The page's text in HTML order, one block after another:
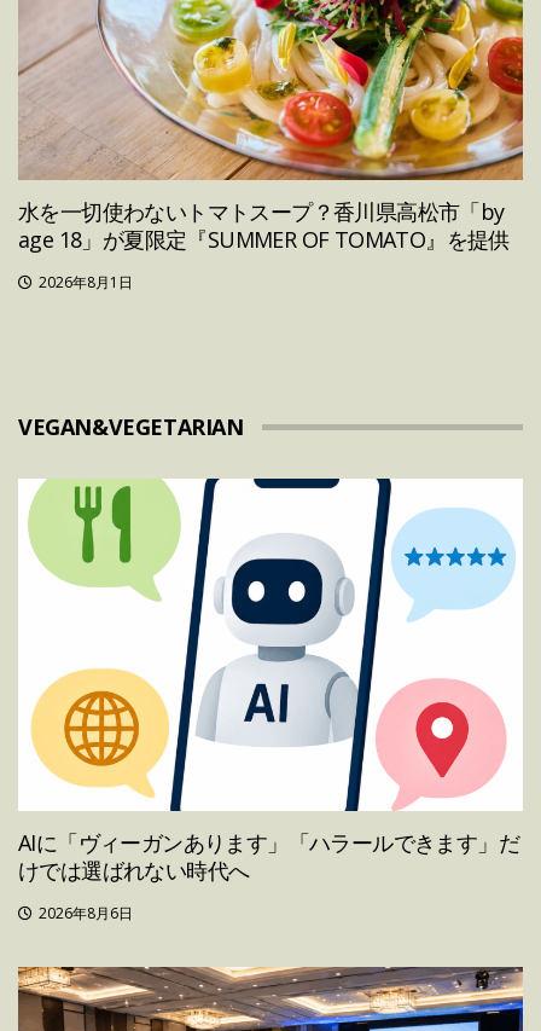
水を一切使わないトマトスープ？香川県高松市「by
age 18」が夏限定『SUMMER OF TOMATO』を提供
2026年8月1日
VEGAN&VEGETARIAN
AIに「ヴィーガンあります」「ハラールできます」だ
けでは選ばれない時代へ
2026年8月6日